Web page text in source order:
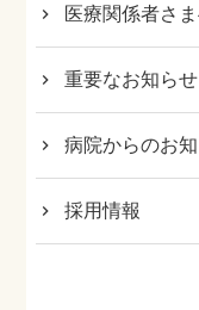
医療関係者さ
重要なお知らせ
病院からのお
採用情報